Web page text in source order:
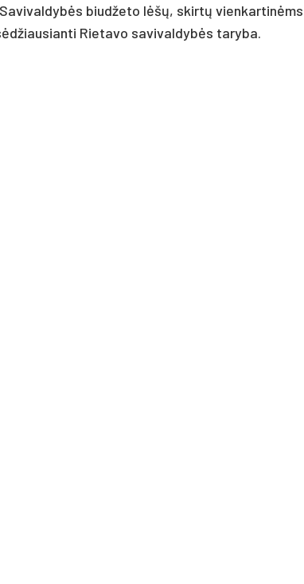
biud­že­to lėšų, skirtų
Rie­ta­vo sa­vi­val­dybės ta­ry­ba.